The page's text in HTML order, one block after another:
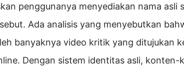
penggunanya menyediakan nama asli
Ada analisis yang menyebutkan
banyaknya video kritik yang ditujukan
Dengan sistem identitas asli,